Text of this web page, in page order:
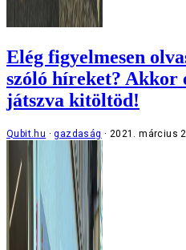
Elég figyelmesen
szóló híreket?
játszva kitöltöd!
Qubit.hu gazdaság 2021. március